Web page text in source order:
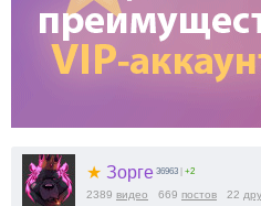
★ Зорге 36963 +2
2389 видео 669 постов 22